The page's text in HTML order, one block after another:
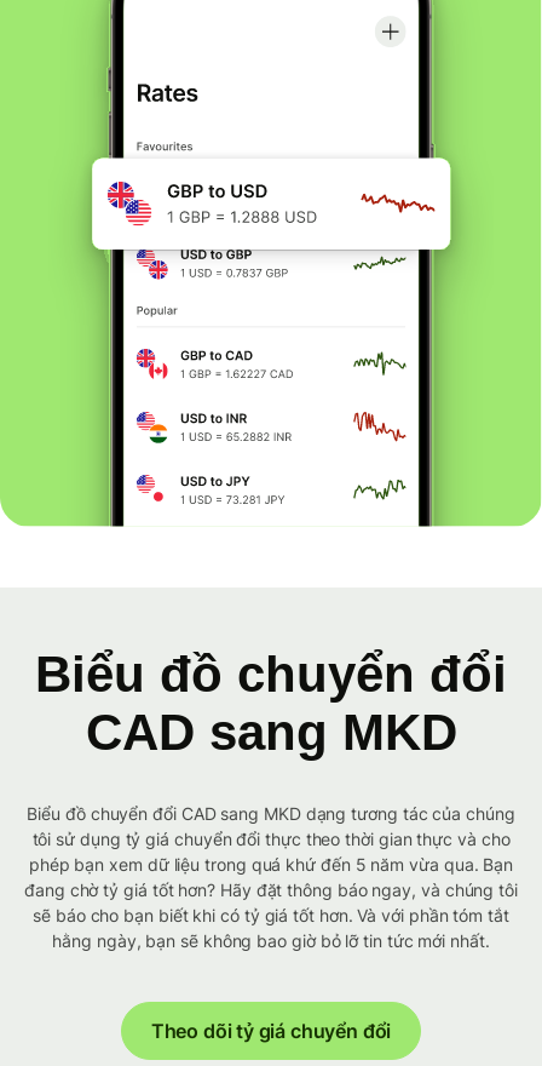
Biểu đồ chuyển đổi
CAD sang MKD
Biểu đồ chuyển đổi CAD sang MKD dạng tương tác của chúng
tôi sử dụng tỷ giá chuyển đổi thực theo thời gian thực và cho
phép bạn xem dữ liệu trong quá khứ đến 5 năm vừa qua. Bạn
đang chờ tỷ giá tốt hơn? Hãy đặt thông báo ngay, và chúng tôi
sẽ báo cho bạn biết khi có tỷ giá tốt hơn. Và với phần tóm tắt
hằng ngày, bạn sẽ không bao giờ bỏ lỡ tin tức mới nhất.
Theo dõi tỷ giá chuyển đổi